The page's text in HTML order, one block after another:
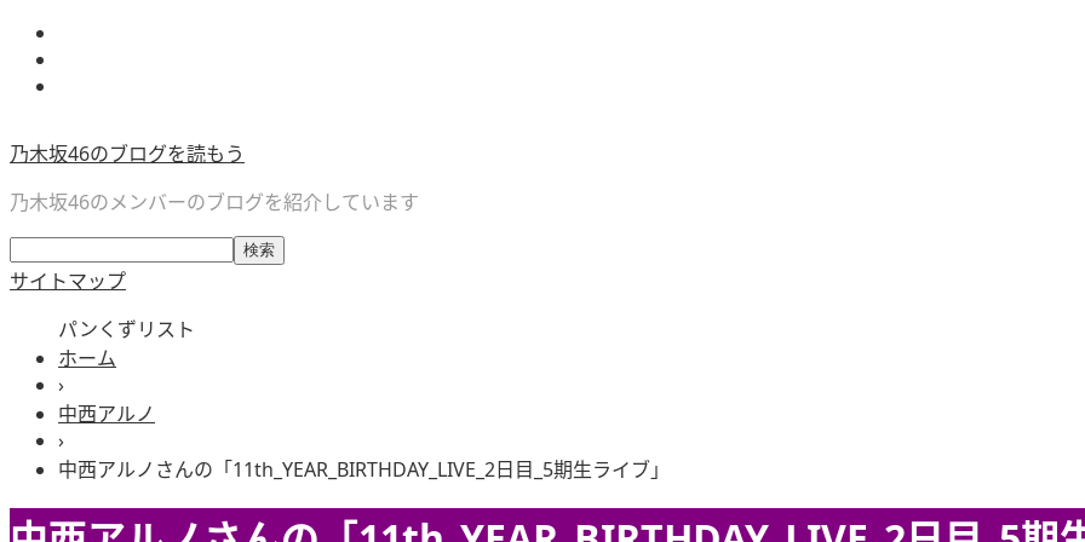
乃木坂46のブログを読もう
乃木坂46のメンバーのブログを紹介しています
サイトマップ
パンくずリスト
ホーム
›
中西アルノ
›
中西アルノさんの「11th_YEAR_BIRTHDAY_LIVE_2日目_5期生ライブ」